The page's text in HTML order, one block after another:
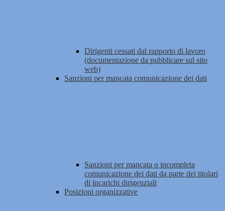
Dirigenti cessati dal rapporto di lavoro
(documentazione da pubblicare sul sito
web)
Sanzioni per mancata comunicazione dei dati
Sanzioni per mancata o incompleta
comunicazione dei dati da parte dei titolari
di incarichi dirigenziali
Posizioni organizzative